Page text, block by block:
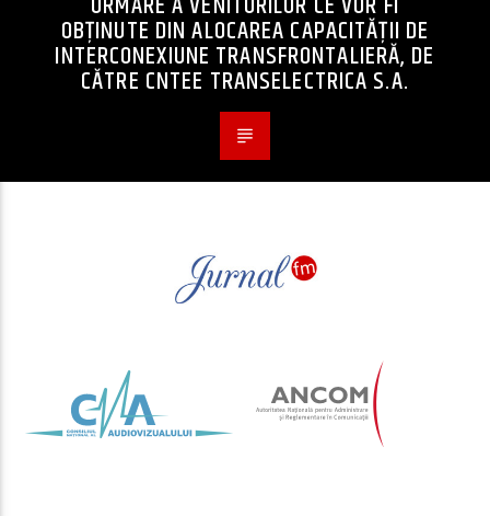
OBȚINUTE DIN ALOCAREA CAPACITĂȚII DE
INTERCONEXIUNE TRANSFRONTALIERĂ, DE
CĂTRE CNTEE TRANSELECTRICA S.A.